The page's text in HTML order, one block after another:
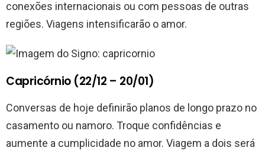
conexões internacionais ou com pessoas de outras
regiões. Viagens intensificarão o amor.
Capricórnio (22/12 – 20/01)
Conversas de hoje definirão planos de longo prazo no
casamento ou namoro. Troque confidências e
aumente a cumplicidade no amor. Viagem a dois será